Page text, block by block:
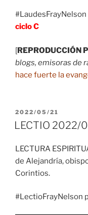
#LaudesFrayNelson
ciclo C
[REPRODUCCIÓN
blogs, emisoras de
hace fuerte la
PUBLICADO
EL
2022/05/21
LECTIO 2022/
LECTURA
de Alejandría,
Corintios.
#LectioFrayNelson